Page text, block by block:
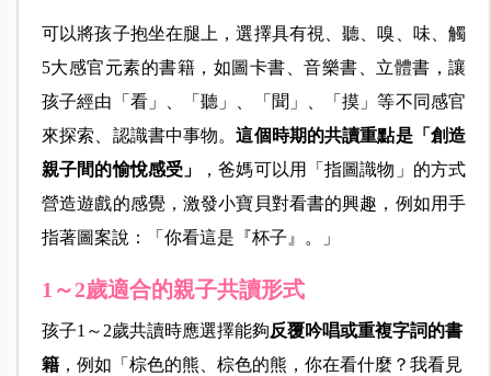
可以將孩子抱坐在腿上，選擇具有視、聽、嗅、味、觸
5大感官元素的書籍，如圖卡書、音樂書、立體書，讓
孩子經由「看」、「聽」、「聞」、「摸」等不同感官
來探索、認識書中事物。這個時期的共讀重點是「創造
親子間的愉悅感受」
，爸媽可以用「指圖識物」的方式
營造遊戲的感覺，激發小寶貝對看書的興趣，例如用手
指著圖案說：「你看這是『杯子』。」
1～2歲適合的親子共讀形式
孩子1～2歲共讀時應選擇能夠反覆吟唱或重複字詞的書
籍，例如「棕色的熊、棕色的熊，你在看什麼？我看見